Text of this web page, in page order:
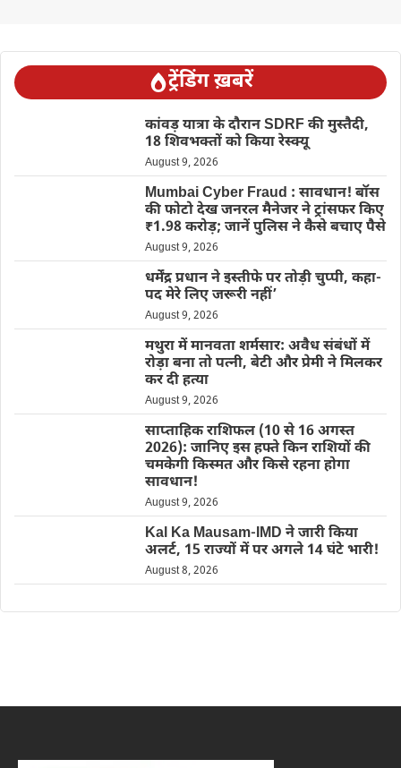
ट्रेंडिंग ख़बरें
कांवड़ यात्रा के दौरान SDRF की मुस्तैदी,
18 शिवभक्तों को किया रेस्क्यू
August 9, 2026
Mumbai Cyber Fraud : सावधान! बॉस
की फोटो देख जनरल मैनेजर ने ट्रांसफर किए
₹1.98 करोड़; जानें पुलिस ने कैसे बचाए पैसे
August 9, 2026
धर्मेंद्र प्रधान ने इस्तीफे पर तोड़ी चुप्पी, कहा-
पद मेरे लिए जरूरी नहीं’
August 9, 2026
मथुरा में मानवता शर्मसार: अवैध संबंधों में
रोड़ा बना तो पत्नी, बेटी और प्रेमी ने मिलकर
कर दी हत्या
August 9, 2026
साप्ताहिक राशिफल (10 से 16 अगस्त
2026): जानिए इस हफ्ते किन राशियों की
चमकेगी किस्मत और किसे रहना होगा
सावधान!
August 9, 2026
Kal Ka Mausam-IMD ने जारी किया
अलर्ट, 15 राज्यों में पर अगले 14 घंटे भारी!
August 8, 2026